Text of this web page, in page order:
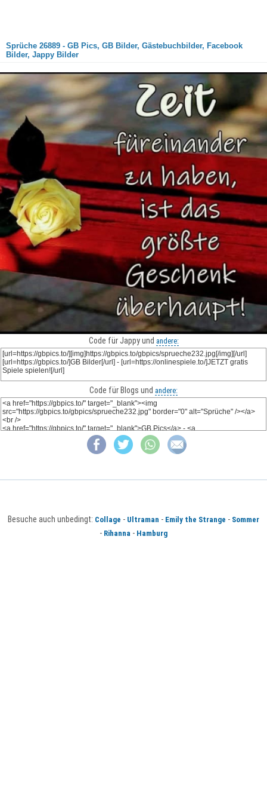
Sprüche 26889 - GB Pics, GB Bilder, Gästebuchbilder, Facebook
Bilder, Jappy Bilder
Code für Jappy und andere:
Code für Blogs und andere:
Besuche auch unbedingt: Collage - Ultraman - Emily the Strange - Sommer
- Rihanna - Hamburg